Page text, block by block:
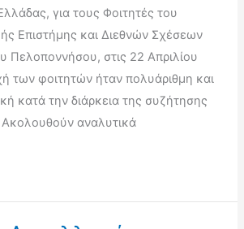
για τους Φοιτητές του
Επιστήμης και Διεθνών Σχέσεων
Πελοποννήσου, στις 22 Απριλίου
των φοιτητών ήταν πολυάριθμη και
κατά την διάρκεια της συζήτησης
αναλυτικά